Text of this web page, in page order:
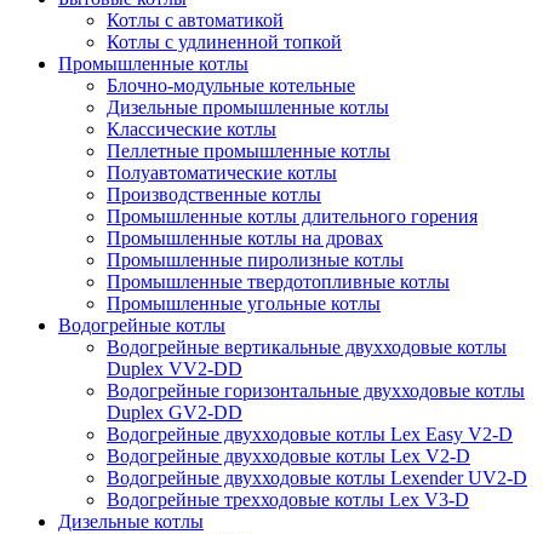
Котлы с автоматикой
Котлы с удлиненной топкой
Промышленные котлы
Блочно-модульные котельные
Дизельные промышленные котлы
Классические котлы
Пеллетные промышленные котлы
Полуавтоматические котлы
Производственные котлы
Промышленные котлы длительного горения
Промышленные котлы на дровах
Промышленные пиролизные котлы
Промышленные твердотопливные котлы
Промышленные угольные котлы
Водогрейные котлы
Водогрейные вертикальные двухходовые котлы
Duplex VV2-DD
Водогрейные горизонтальные двухходовые котлы
Duplex GV2-DD
Водогрейные двухходовые котлы Lex Easy V2-D
Водогрейные двухходовые котлы Lex V2-D
Водогрейные двухходовые котлы Lexender UV2-D
Водогрейные трехходовые котлы Lex V3-D
Дизельные котлы